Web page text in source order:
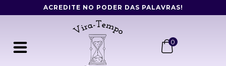
para
conteúdo
ACREDITE NO PODER DAS PALAVRAS!
0